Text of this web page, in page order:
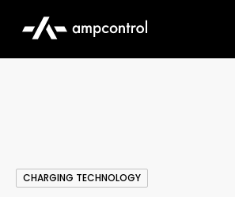
CHARGING TECHNOLOGY